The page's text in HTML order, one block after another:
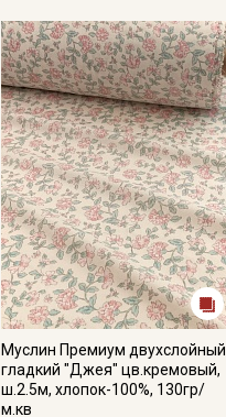
Муслин Премиум двухслойный
гладкий "Джея" цв.кремовый,
ш.2.5м, хлопок-100%, 130гр/
м.кв